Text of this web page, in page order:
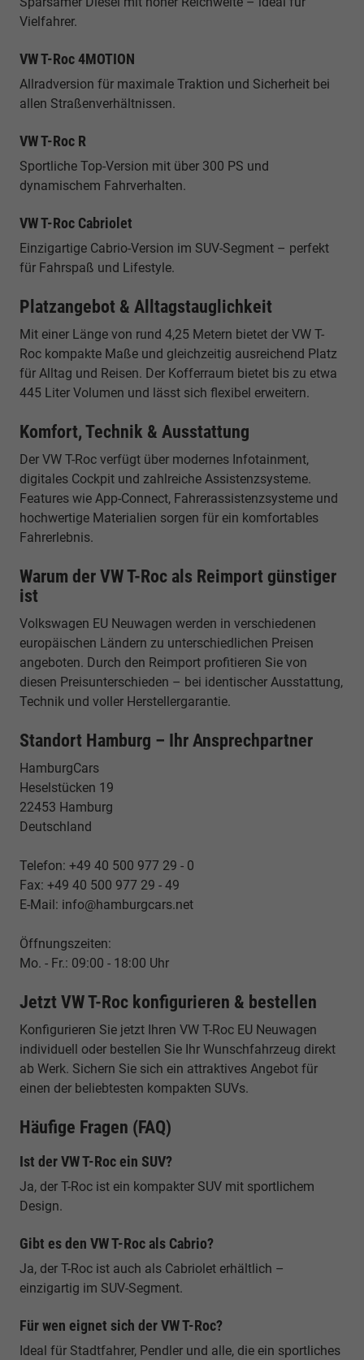
Vielfahrer.
VW T-Roc 4MOTION
Allradversion für maximale Traktion und Sicherheit bei
allen Straßenverhältnissen.
VW T-Roc R
Sportliche Top-Version mit über 300 PS und
dynamischem Fahrverhalten.
VW T-Roc Cabriolet
Einzigartige Cabrio-Version im SUV-Segment – perfekt
für Fahrspaß und Lifestyle.
Platzangebot & Alltagstauglichkeit
Mit einer Länge von rund 4,25 Metern bietet der VW T-
Roc kompakte Maße und gleichzeitig ausreichend Platz
für Alltag und Reisen. Der Kofferraum bietet bis zu etwa
445 Liter Volumen und lässt sich flexibel erweitern.
Komfort, Technik & Ausstattung
Der VW T-Roc verfügt über modernes Infotainment,
digitales Cockpit und zahlreiche Assistenzsysteme.
Features wie App-Connect, Fahrerassistenzsysteme und
hochwertige Materialien sorgen für ein komfortables
Fahrerlebnis.
Warum der VW T-Roc als Reimport günstiger
ist
Volkswagen EU Neuwagen werden in verschiedenen
europäischen Ländern zu unterschiedlichen Preisen
angeboten. Durch den Reimport profitieren Sie von
diesen Preisunterschieden – bei identischer Ausstattung,
Technik und voller Herstellergarantie.
Standort Hamburg – Ihr Ansprechpartner
HamburgCars
Heselstücken 19
22453 Hamburg
Deutschland
Telefon: +49 40 500 977 29 - 0
Fax: +49 40 500 977 29 - 49
E-Mail: info@hamburgcars.net
Öffnungszeiten:
Mo. - Fr.: 09:00 - 18:00 Uhr
Jetzt VW T-Roc konfigurieren & bestellen
Konfigurieren Sie jetzt Ihren VW T-Roc EU Neuwagen
individuell oder bestellen Sie Ihr Wunschfahrzeug direkt
ab Werk. Sichern Sie sich ein attraktives Angebot für
einen der beliebtesten kompakten SUVs.
Häufige Fragen (FAQ)
Ist der VW T-Roc ein SUV?
Ja, der T-Roc ist ein kompakter SUV mit sportlichem
Design.
Gibt es den VW T-Roc als Cabrio?
Ja, der T-Roc ist auch als Cabriolet erhältlich –
einzigartig im SUV-Segment.
Für wen eignet sich der VW T-Roc?
Ideal für Stadtfahrer, Pendler und alle, die ein sportliches